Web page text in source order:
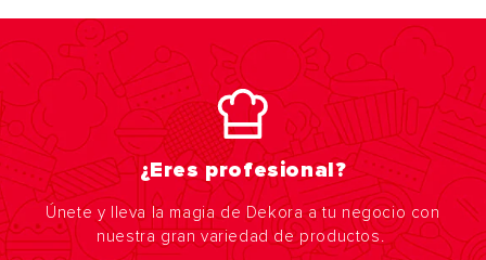
¿Eres profesional?
Únete y lleva la magia de Dekora a tu negocio con
nuestra gran variedad de productos.